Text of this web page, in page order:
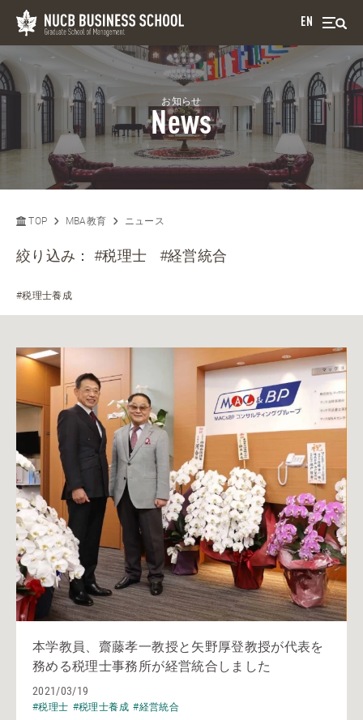
EN
お知らせ
News
TOP MBA教育 ニュース
絞り込み：#税理士 #経営統合
#税理士養成
本学教員、齋藤孝一教授と矢野厚登教授が代表を
務める税理士事務所が経営統合しました
2021/03/19
#税理士 #税理士養成 #経営統合